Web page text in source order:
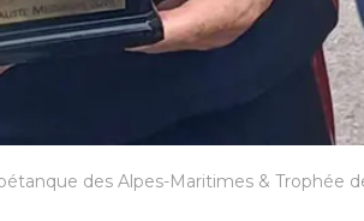
des Alpes-Maritimes & Trophée